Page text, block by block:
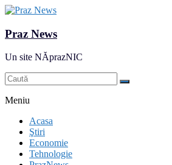
Praz News
Un site NĂprazNIC
Meniu
Acasa
Ştiri
Economie
Tehnologie